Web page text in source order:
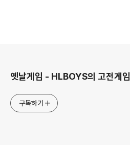
옛날게임 - HLBOYS의 고전게임
구독하기